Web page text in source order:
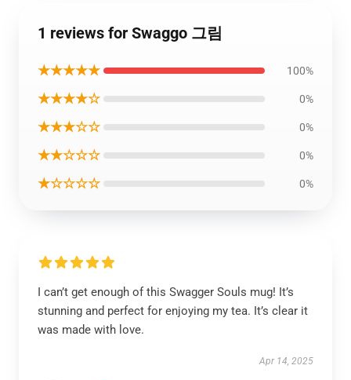
1 reviews for Swaggo 그림
★★★★★ 100%
★★★★☆ 0%
★★★☆☆ 0%
★★☆☆☆ 0%
★☆☆☆☆ 0%
I can’t get enough of this Swagger Souls mug! It’s
stunning and perfect for enjoying my tea. It’s clear it
was made with love.
Apr 14, 2025